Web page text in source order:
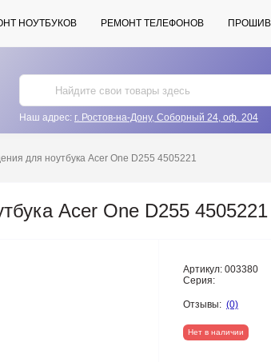
НОУТБУКОВ РЕМОНТ ТЕЛЕФОНОВ
Наш адрес: г. Ростов-на-Дону, Соборный 24, оф. 204
для ноутбука Acer One D255 4505221
Acer One D255 4505221
Артикул: 003380
Серия:
Отзывы: (0)
Нет в наличии